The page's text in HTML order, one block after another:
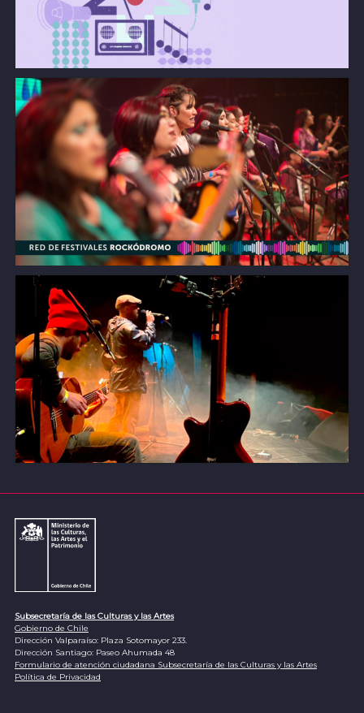
Subsecretaría de las Culturas y las Artes
Gobierno de Chile
Dirección Valparaíso: Plaza Sotomayor 233.
Dirección Santiago: Paseo Ahumada 48
Formulario de atención ciudadana Subsecretaría de las Culturas y las Artes
Política de Privacidad